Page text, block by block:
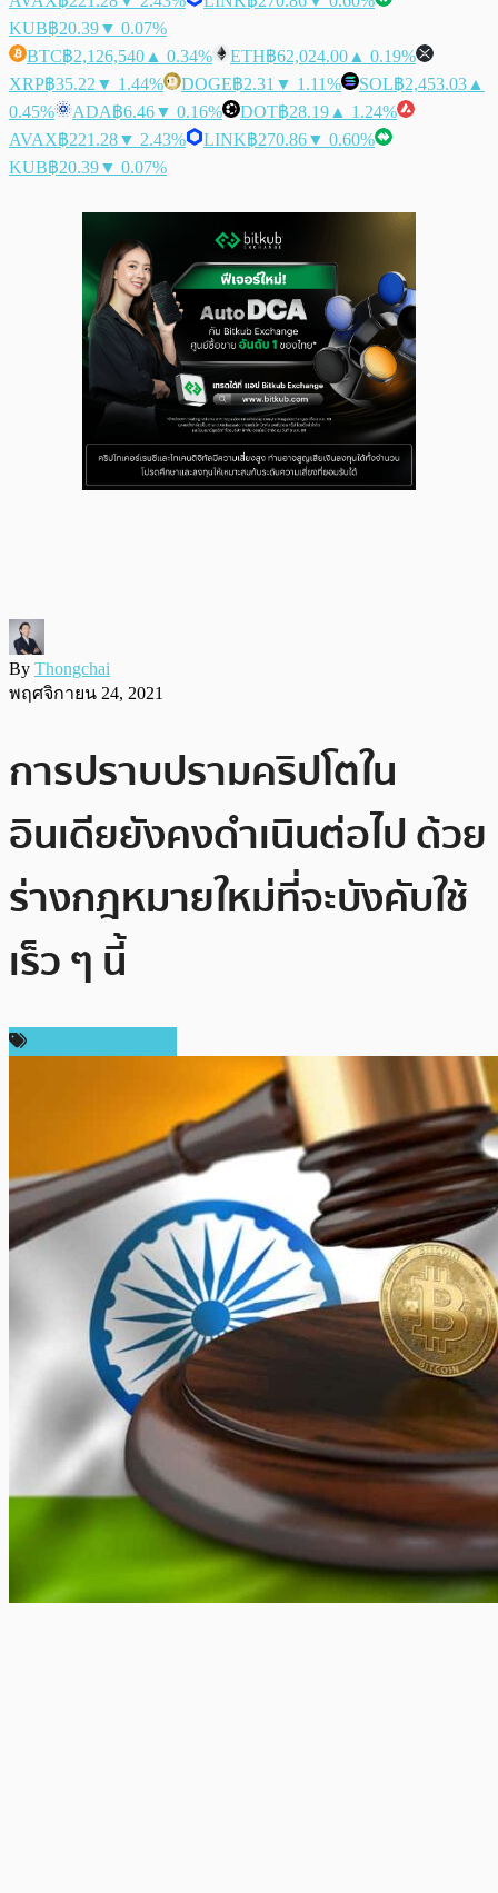
KUB฿20.39▼ 0.07%
BTC฿2,126,540 ▲ 0.34% ETH฿62,024.00 ▲ 0.19%
XRP฿35.22 ▼ 1.44% DOGE฿2.31 ▼ 1.11% SOL฿2,453.03 ▲
0.45%
ADA฿6.46▼ 0.16% DOT฿28.19 ▲ 1.24%
AVAX฿221.28▼ 2.43% LINK฿270.86▼ 0.60%
KUB฿20.39▼ 0.07%
By Thongchai
พฤศจิกายน 24, 2021
การปราบปรามคริปโตใน
อินเดียยังคงดำเนินต่อไป ด้วย
ร่างกฎหมายใหม่ที่จะบังคับใช้
เร็ว ๆ นี้